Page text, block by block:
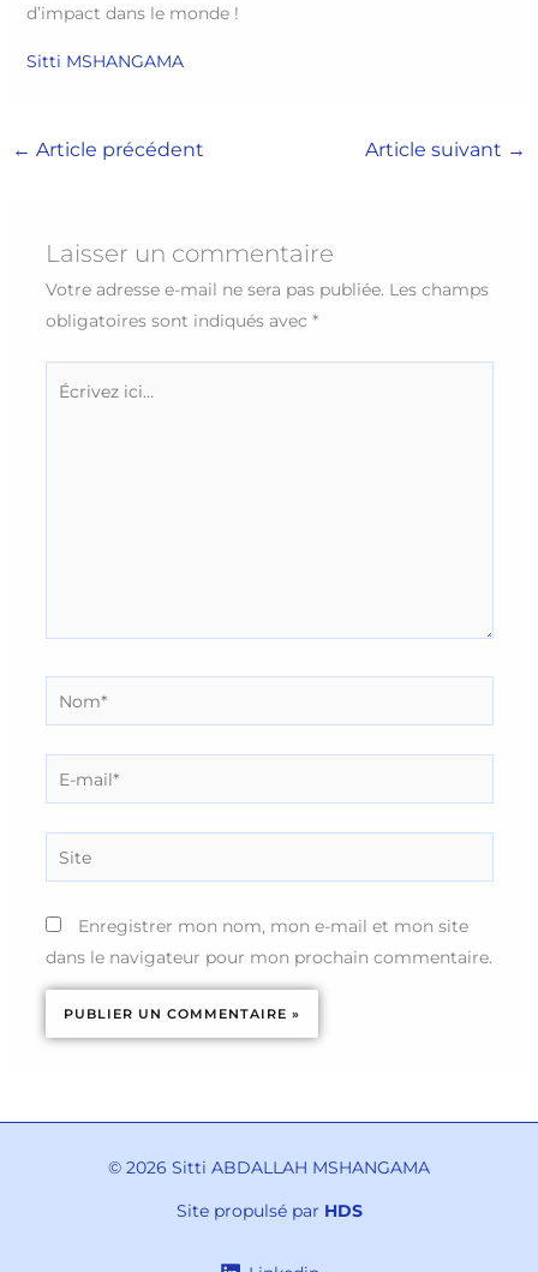
d’impact dans le monde !
Sitti MSHANGAMA
← Article précédent Article suivant →
Laisser un commentaire
Votre adresse e-mail ne sera pas publiée. Les champs
obligatoires sont indiqués avec *
Nom*
E-
mail*
Site
Enregistrer mon nom, mon e-mail et mon site
dans le navigateur pour mon prochain commentaire.
© 2026 Sitti ABDALLAH MSHANGAMA
Site propulsé par HDS